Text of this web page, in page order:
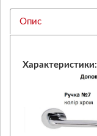
Опис
Характеристики: